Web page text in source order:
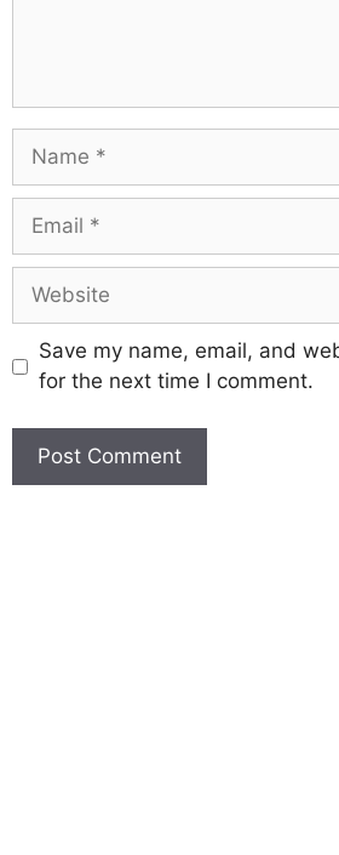
Save my name, email, and
for the next time I comment.